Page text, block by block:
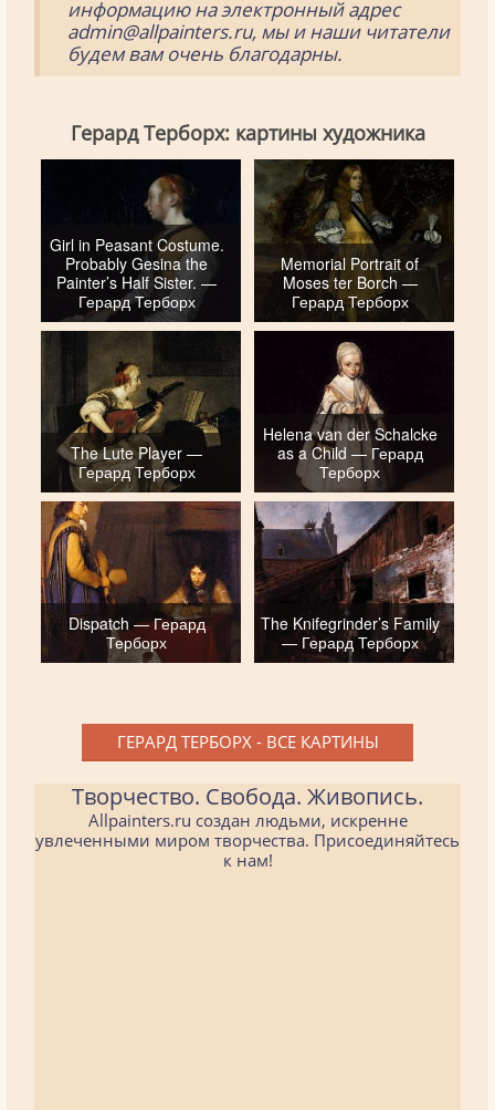
информацию на электронный адрес
admin@allpainters.ru, мы и наши читатели
будем вам очень благодарны.
Герард Терборх: картины художника
Girl in Peasant Costume.
Probably Gesina the
Painter’s Half Sister. —
Герард Терборх
Memorial Portrait of
Moses ter Borch —
Герард Терборх
The Lute Player —
Герард Терборх
Helena van der Schalcke
as a Child — Герард
Терборх
Dispatch — Герард
Терборх
The Knifegrinder’s Family
— Герард Терборх
ГЕРАРД ТЕРБОРХ - ВСЕ КАРТИНЫ
Творчество. Свобода. Живопись.
Allpainters.ru создан людьми, искренне
увлеченными миром творчества. Присоединяйтесь
к нам!